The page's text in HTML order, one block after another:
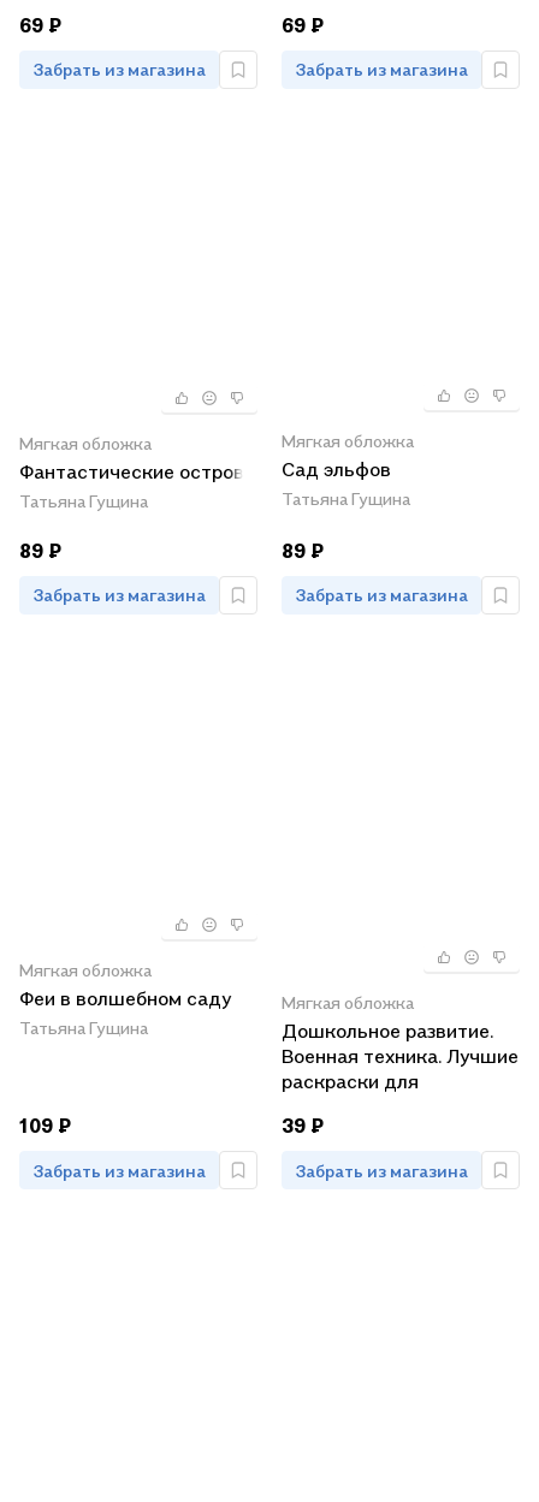
69 ₽
Забрать из магазина
69 ₽
Забрать из магазина
Мягкая обложка
Фантастические острова
Татьяна Гущина
89 ₽
Забрать из магазина
Мягкая обложка
Сад эльфов
Татьяна Гущина
89 ₽
Забрать из магазина
Мягкая обложка
Феи в волшебном саду
Татьяна Гущина
109 ₽
Забрать из магазина
Мягкая обложка
Дошкольное развитие.
Военная техника. Лучшие
раскраски для
39 ₽
Забрать из магазина